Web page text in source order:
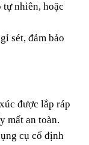
tự nhiên, hoặc
sét, đảm bảo
được lắp ráp
mất an toàn.
cụ cố định